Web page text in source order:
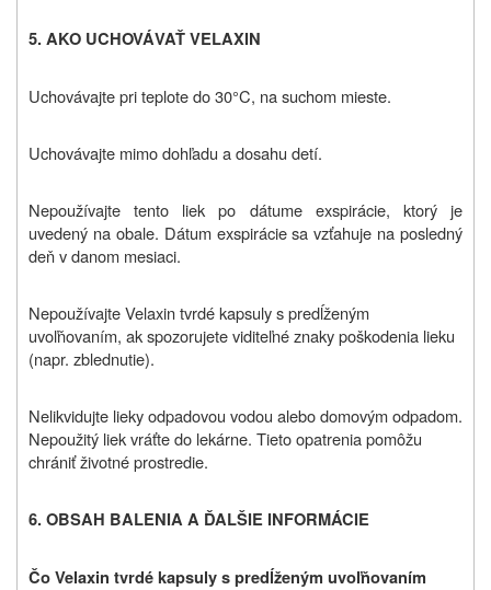
5. AKO UCHOVÁVAŤ VELAXIN
Uchovávajte pri teplote do 30°C, na suchom mieste.
Uchovávajte mimo dohľadu a dosahu detí.
Nepoužívajte tento liek po dátume exspirácie, ktorý je
uvedený na obale. Dátum exspirácie sa vzťahuje na posledný
deň v danom mesiaci.
Nepoužívajte Velaxin tvrdé kapsuly s predĺženým
uvoľňovaním, ak spozorujete viditeľné znaky poškodenia lieku
(napr. zblednutie).
Nelikvidujte lieky odpadovou vodou alebo domovým odpadom.
Nepoužitý liek vráťte do lekárne. Tieto opatrenia pomôžu
chrániť životné prostredie.
6. OBSAH BALENIA A ĎALŠIE INFORMÁCIE
Čo Velaxin tvrdé kapsuly s predĺženým uvoľňovaním